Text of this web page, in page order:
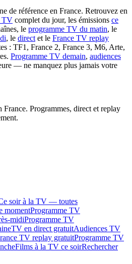
de référence en France. Retrouvez en
TV complet du jour, les émissions ce
le programme TV du matin, le
, le direct et le France TV replay
: TF1, France 2, France 3, M6, Arte,
Programme TV demain, audiences
— ne manquez plus jamais votre
Programmes, direct et replay
soir à la TV — toutes
momentProgramme TV
midiProgramme TV
TV en direct gratuitAudiences TV
TV replay gratuitProgramme TV
Films à la TV ce soirRechercher